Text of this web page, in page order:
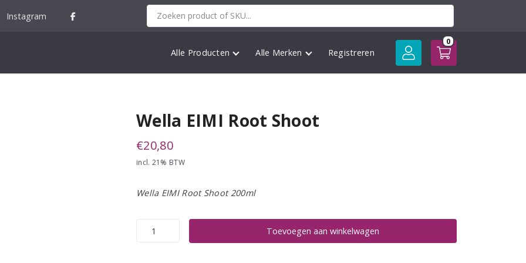
Instagram
Alle Producten Alle Merken Registreren
0
Wella EIMI Root Shoot
€20,80
incl. 21% BTW
Wella EIMI Root Shoot 200ml
Wella
Toevoegen aan winkelwagen